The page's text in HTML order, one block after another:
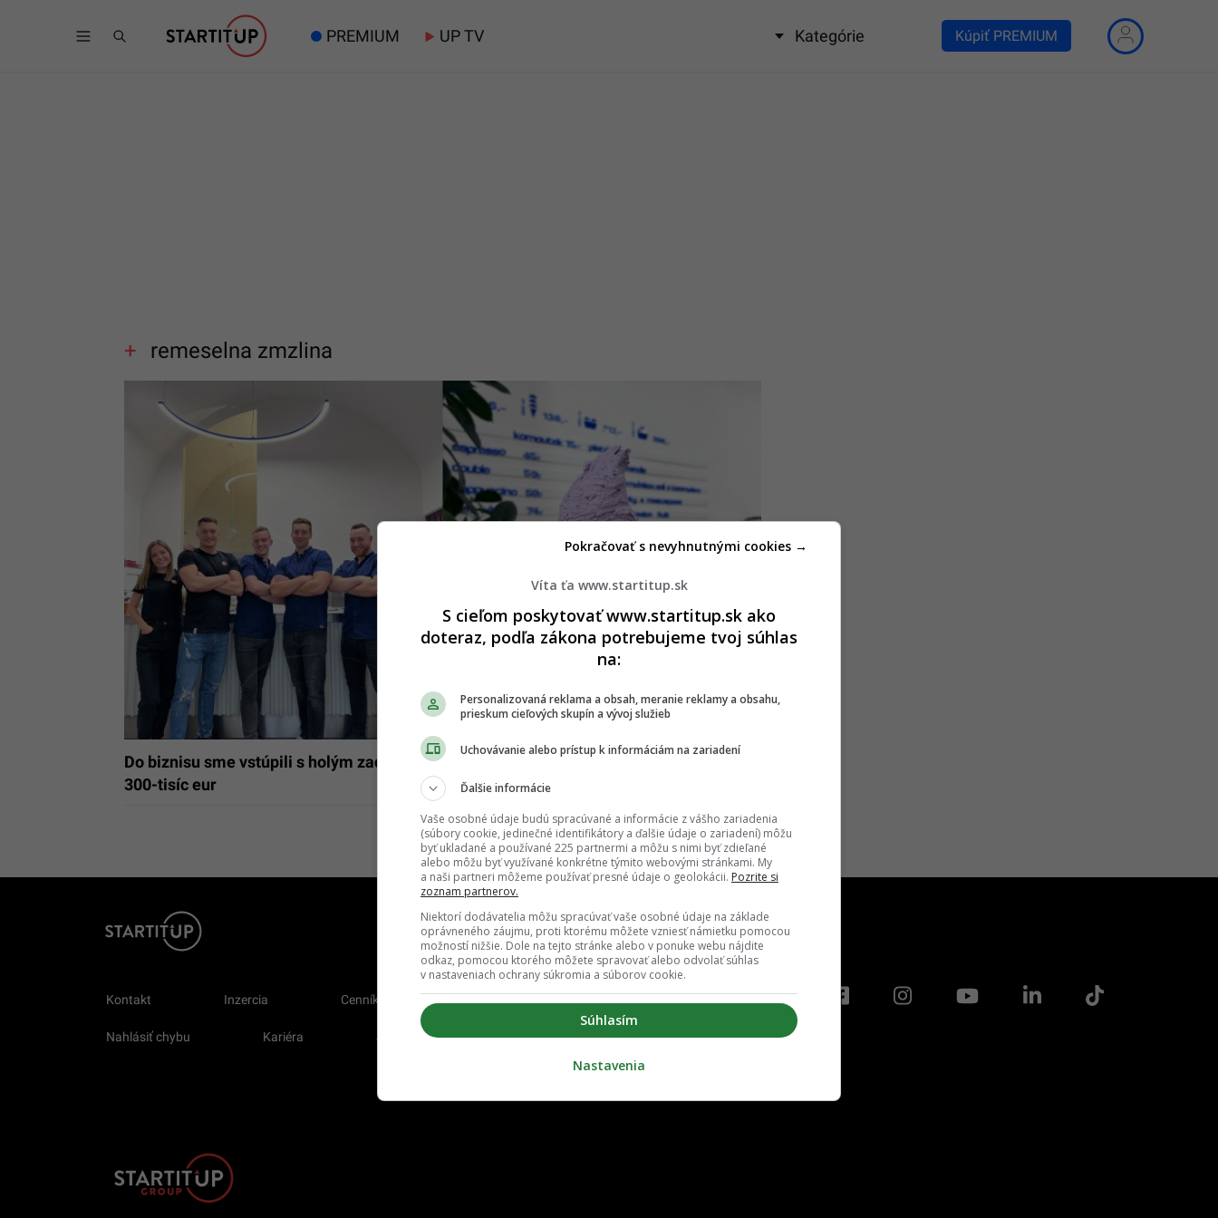
PREMIUM UP TV Kategórie Kúpiť PREMIUM
remeselna zmzlina
Do biznisu sme vstúpili s holým zadkom: Jakub vo svojej zmrzlinárni preinvestoval už
300-tisíc eur
Kontakt Inzercia Cenník
Nahlásiť chybu Kariéra Spravovať notifikácie Zrušiť predplatné
Víta ťa www.startitup.sk
S cieľom poskytovať www.startitup.sk ako
doteraz, podľa zákona potrebujeme tvoj súhlas
na:
Personalizovaná reklama a obsah, meranie reklamy a obsahu,
prieskum cieľových skupín a vývoj služieb
Uchovávanie alebo prístup k informáciám na zariadení
Ďalšie informácie
Vaše osobné údaje budú spracúvané a informácie z vášho zariadenia
(súbory cookie, jedinečné identifikátory a ďalšie údaje o zariadení) môžu
byť ukladané a používané 225 partnermi a môžu s nimi byť zdieľané
alebo môžu byť využívané konkrétne týmito webovými stránkami. My
a naši partneri môžeme používať presné údaje o geolokácii. Pozrite si
zoznam partnerov.
Niektorí dodávatelia môžu spracúvať vaše osobné údaje na základe
oprávneného záujmu, proti ktorému môžete vzniesť námietku pomocou
možností nižšie. Dole na tejto stránke alebo v ponuke webu nájdite
odkaz, pomocou ktorého môžete spravovať alebo odvolať súhlas
v nastaveniach ochrany súkromia a súborov cookie.
Súhlasím
Pokračovať s nevyhnutnými cookies →
Nastavenia